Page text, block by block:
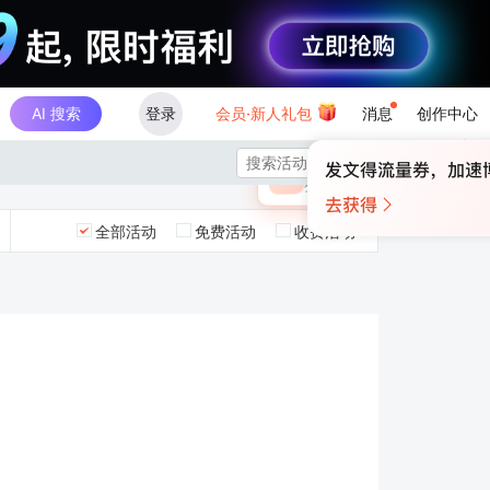
AI 搜索 登录 会员·新人礼包 消息 创作中心
×
🎁 未登录
登录领取最高

全部活动 免费活动 收费活动